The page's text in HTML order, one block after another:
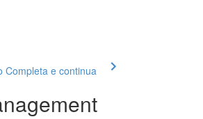
Completa e continua